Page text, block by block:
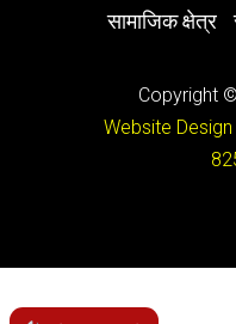
सामाजिक क्षेत्र
Copyright
Website